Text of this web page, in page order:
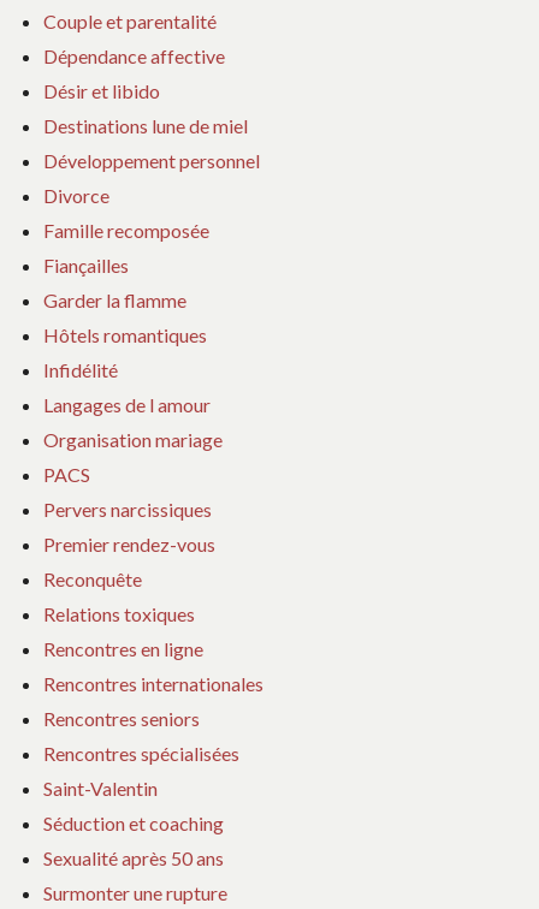
Couple et parentalité
Dépendance affective
Désir et libido
Destinations lune de miel
Développement personnel
Divorce
Famille recomposée
Fiançailles
Garder la flamme
Hôtels romantiques
Infidélité
Langages de l amour
Organisation mariage
PACS
Pervers narcissiques
Premier rendez-vous
Reconquête
Relations toxiques
Rencontres en ligne
Rencontres internationales
Rencontres seniors
Rencontres spécialisées
Saint-Valentin
Séduction et coaching
Sexualité après 50 ans
Surmonter une rupture